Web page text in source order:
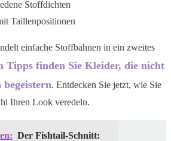
Stoffdichten
Taillenpositionen
einfache Stoffbahnen in ein zweites
Tipps finden Sie Kleider, die nicht
begeistern. Entdecken Sie jetzt, wie Sie
Ihren Look veredeln.
Der Fishtail-Schnitt: